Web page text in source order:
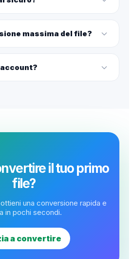
massima del file?
il tuo primo
file?
una conversione rapida e
in pochi secondi.
a convertire